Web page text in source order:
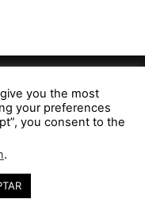
you the most
your preferences
you consent to the
.